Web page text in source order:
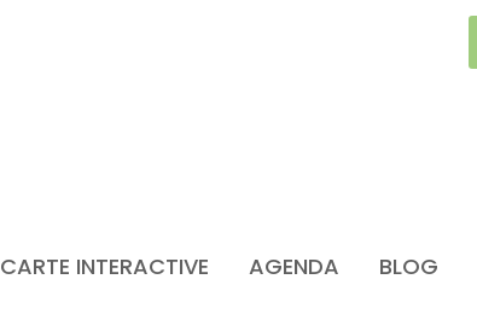
CARTE INTERACTIVE AGENDA BLOG